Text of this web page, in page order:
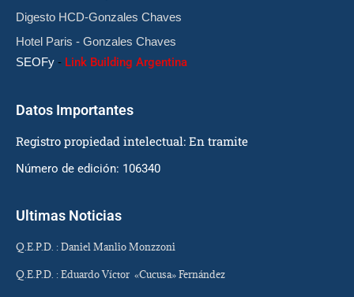
Digesto HCD-Gonzales Chaves
Hotel Paris - Gonzales Chaves
SEOFy - Link Building Argentina
Datos Importantes
Registro propiedad intelectual: En tramite
Número de edición: 106340
Ultimas Noticias
Q.E.P.D. : Daniel Manlio Monzzoni
Q.E.P.D. : Eduardo Víctor «Cucusa» Fernández